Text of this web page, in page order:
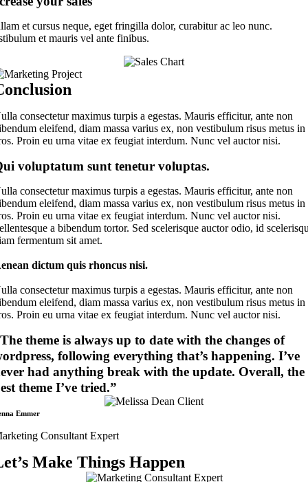
et cursus neque, eget fringilla dolor, curabitur ac leo nunc.
et mauris vel ante finibus.
consectetur maximus turpis a egestas. Mauris efficitur, ante non
eleifend, diam massa varius ex, non vestibulum risus metus in
Proin eu urna vitae ex feugiat interdum. Nunc vel auctor nisi.
voluptatum sunt tenetur voluptas.
consectetur maximus turpis a egestas. Mauris efficitur, ante non
eleifend, diam massa varius ex, non vestibulum risus metus in
Proin eu urna vitae ex feugiat interdum. Nunc vel auctor nisi.
a bibendum tortor. Sed scelerisque auctor odio, id
fermentum sit amet.
dictum quis rhoncus nisi.
consectetur maximus turpis a egestas. Mauris efficitur, ante non
eleifend, diam massa varius ex, non vestibulum risus metus in
Proin eu urna vitae ex feugiat interdum. Nunc vel auctor nisi.
theme is always up to date with the changes of
following everything that’s happening. I’ve
had anything break with the update. Overall, the
theme I’ve tried.”
Emmer
Consultant Expert
Make Things Happen